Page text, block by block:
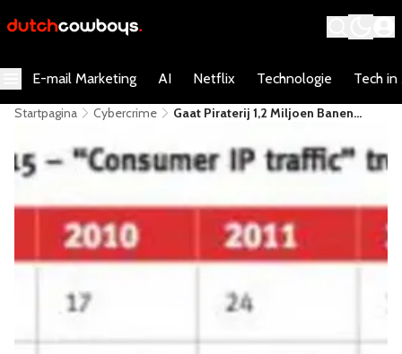
E-mail Marketing AI Netflix Technologie Tech in
Startpagina Cybercrime
Gaat Piraterij 1,2 Miljoen Banen